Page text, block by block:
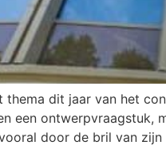
thema dit jaar van het
een ontwerpvraagstuk,
door de bril van